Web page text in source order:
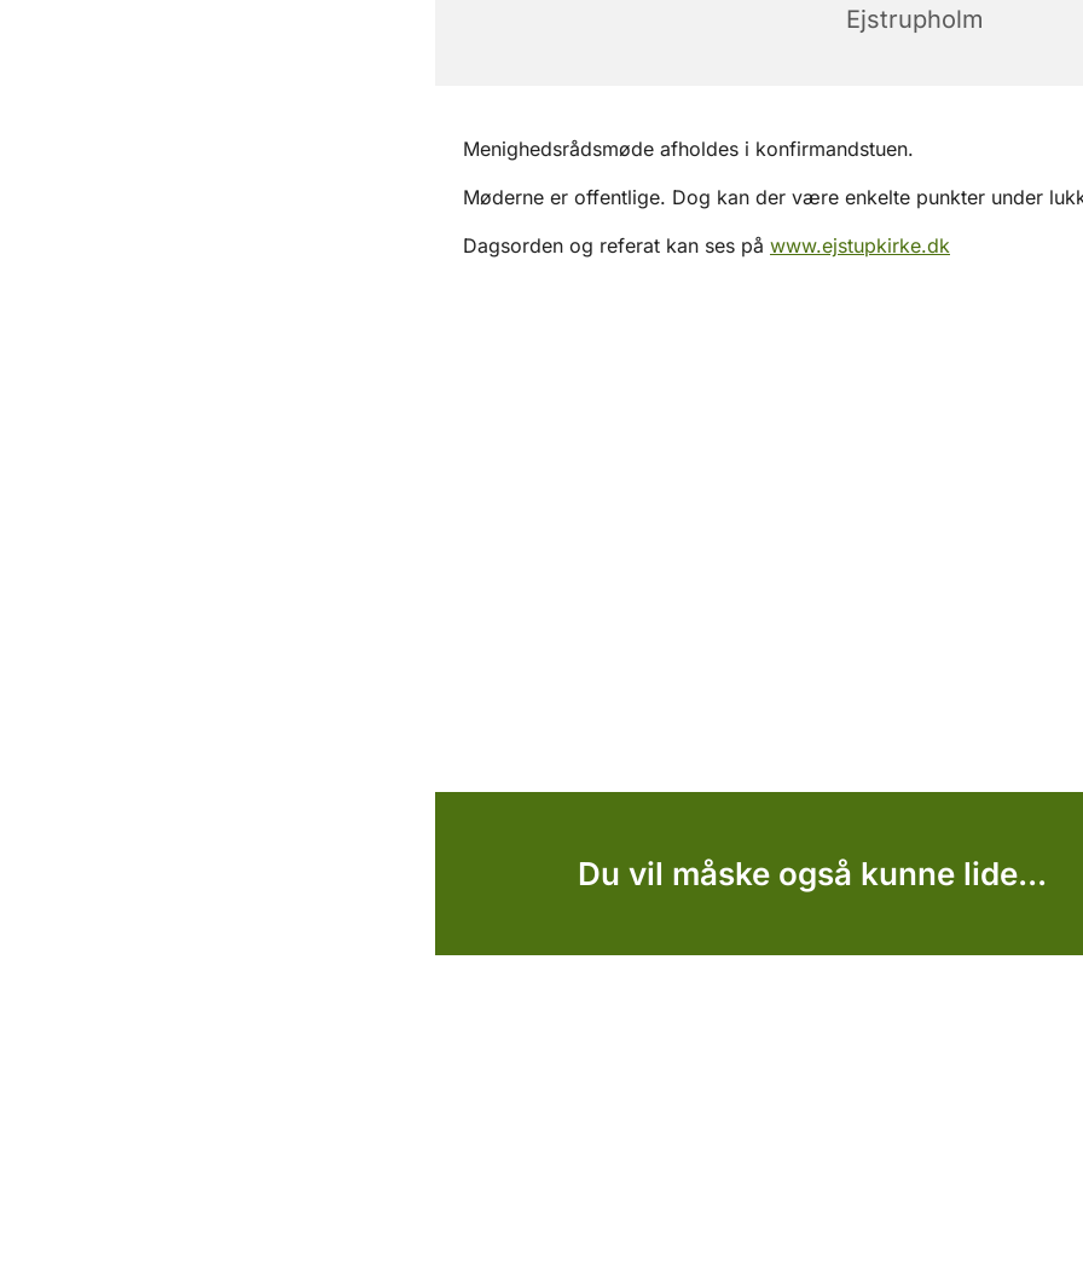
Ejstrupholm
Menighedsrådsmøde afholdes i konfirmandstuen.
Møderne er offentlige. Dog kan der være enkelte punkter under
Dagsorden og referat kan ses på www.ejstupkirke.dk
Du vil måske også kunne lide...